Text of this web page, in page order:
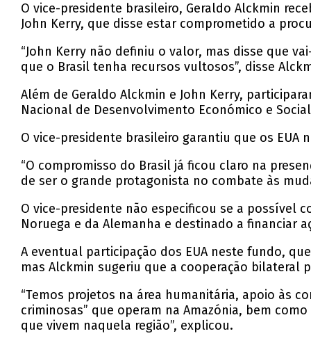
O vice-presidente brasileiro, Geraldo Alckmin
John Kerry, que disse estar comprometido a
“John Kerry não definiu o valor, mas disse que
que o Brasil tenha recursos vultosos”, disse
Além de Geraldo Alckmin e John Kerry,
Nacional de Desenvolvimento Económico e
O vice-presidente brasileiro garantiu que os
“O compromisso do Brasil já ficou claro na
de ser o grande protagonista no combate às
O vice-presidente não especificou se a possível
Noruega e da Alemanha e destinado a financiar
A eventual participação dos EUA neste fundo,
mas Alckmin sugeriu que a cooperação bilateral
“Temos projetos na área humanitária, apoio às
criminosas” que operam na Amazónia, bem
que vivem naquela região”, explicou.